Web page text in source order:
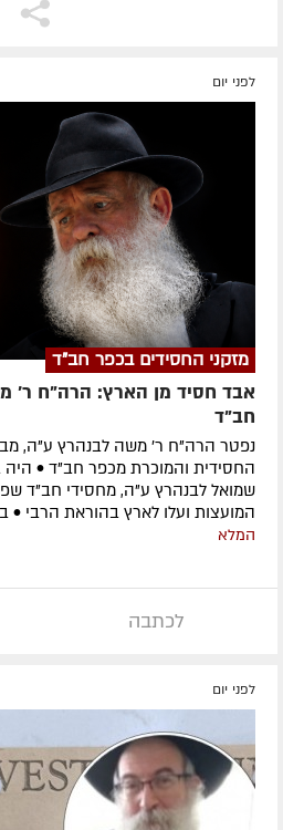
לפני יום
מזקני החסידים בכפר חב"ד
אבד חסיד מן הארץ: הרה"ח ר'
חב"ד
נפטר הרה"ח ר' משה לבנהרץ ע"ה,
החסידית והמוכרת מכפר חב"ד •
שמואל לבנהרץ ע"ה, מחסידי חב"ד
המועצות ועלו לארץ בהוראת הרבי •
המלא
לכתבה
לפני יום